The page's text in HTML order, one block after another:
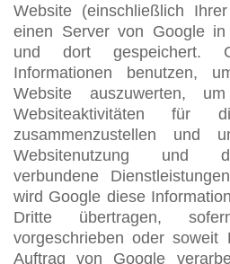
Website (einschließlich
einen Server von Google
und dort gespeichert.
Informationen benutzen,
Website auszuwerten,
Websiteaktivitäten für
zusammenzustellen
Websitenutzung und
verbundene
wird Google diese
Dritte übertragen,
vorgeschrieben oder
Auftrag von Google